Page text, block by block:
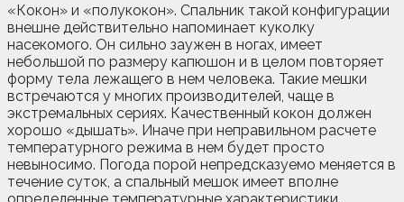
«Кокон» и «полукокон». Спальник такой конфигурации
внешне действительно напоминает куколку
насекомого. Он сильно заужен в ногах, имеет
небольшой по размеру капюшон и в целом повторяет
форму тела лежащего в нем человека. Такие мешки
встречаются у многих производителей, чаще в
экстремальных сериях. Качественный кокон должен
хорошо «дышать». Иначе при неправильном расчете
температурного режима в нем будет просто
невыносимо. Погода порой непредсказуемо меняется в
течение суток, а спальный мешок имеет вполне